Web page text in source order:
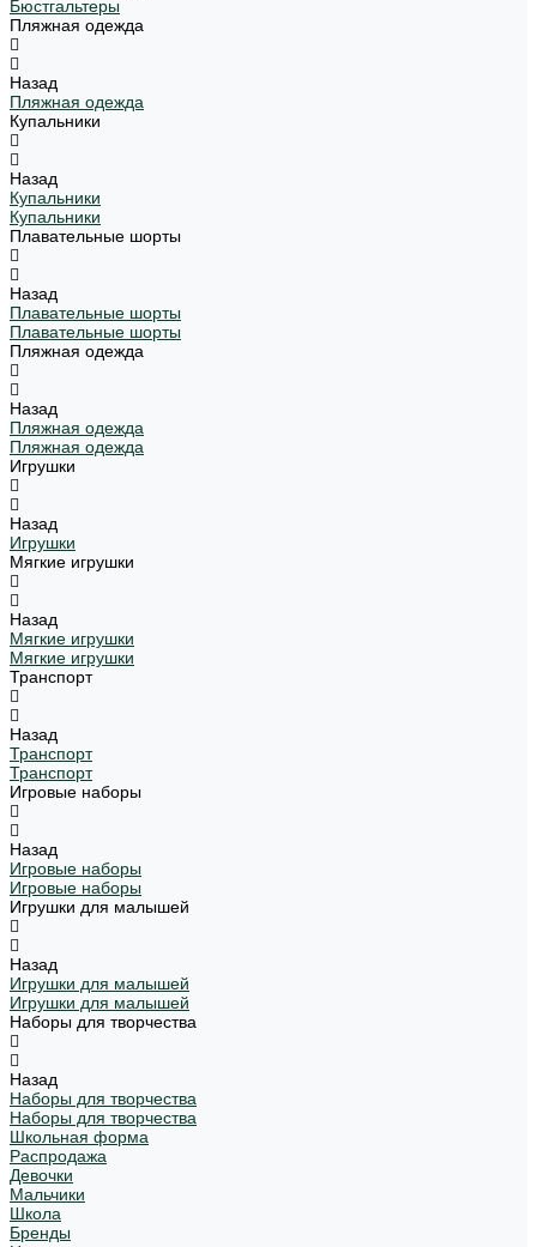
Бюстгальтеры
Пляжная одежда
Назад
Пляжная одежда
Купальники
Назад
Купальники
Купальники
Плавательные шорты
Назад
Плавательные шорты
Плавательные шорты
Пляжная одежда
Назад
Пляжная одежда
Пляжная одежда
Игрушки
Назад
Игрушки
Мягкие игрушки
Назад
Мягкие игрушки
Мягкие игрушки
Транспорт
Назад
Транспорт
Транспорт
Игровые наборы
Назад
Игровые наборы
Игровые наборы
Игрушки для малышей
Назад
Игрушки для малышей
Игрушки для малышей
Наборы для творчества
Назад
Наборы для творчества
Наборы для творчества
Школьная форма
Распродажа
Девочки
Мальчики
Школа
Бренды